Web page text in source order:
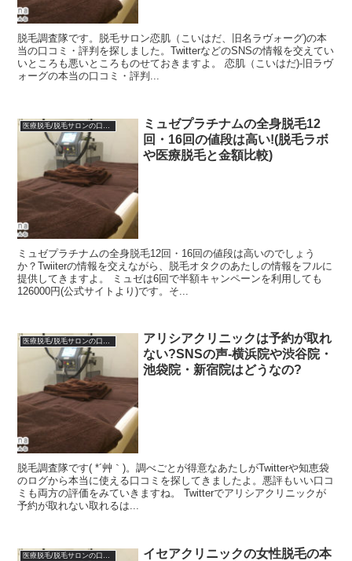
脱毛調査隊です。脱毛サロン恋肌（こいはだ、旧名ラヴォーグ)の本
当の口コミ・評判を探しました。TwitterなどのSNSの情報を交えてい
いところも悪いところものせておきますよ。 恋肌（こいはだ)-旧ラヴ
ォーグの本当の口コミ・評判...
医療脱毛/脱毛サロンの口コミ体験談
ミュゼプラチナムの全身脱毛12
回・16回の値段は高い!(脱毛ラボ
や医療脱毛と金額比較)
ミュゼプラチナムの全身脱毛12回・16回の値段は高いのでしょう
か？Twiiterの情報を交えながら、脱毛オタクのあたしの情報をフルに
提供してきますよ。 ミュゼは6回で半額キャンペーンを利用しても
126000円(公式サイトより)です。そ...
アリシアクリニックは予約が取れ
ない?SNSの声-横浜院や渋谷院・
池袋院・新宿院はどうなの?
脱毛調査隊です( *´艸｀)。調べごとが得意なあたしがTwitterや知恵袋
のログから本当に使える口コミを探してきましたよ。悪評もいい口コ
ミも両方の評価をみていきますね。 Twitterでアリシアクリニックが
予約が取れない取れるは...
医療脱毛/脱毛サロンの口コミ体験談
イセアクリニックの女性脱毛の本